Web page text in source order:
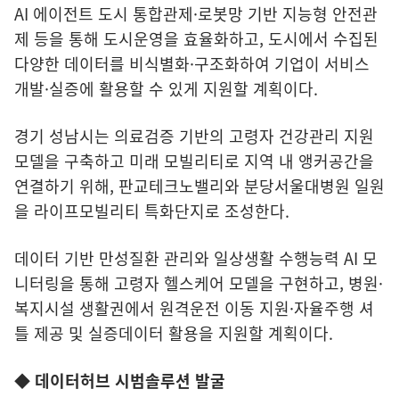
AI 에이전트 도시 통합관제·로봇망 기반 지능형 안전관
제 등을 통해 도시운영을 효율화하고, 도시에서 수집된
다양한 데이터를 비식별화·구조화하여 기업이 서비스
개발·실증에 활용할 수 있게 지원할 계획이다.
경기 성남시는 의료검증 기반의 고령자 건강관리 지원
모델을 구축하고 미래 모빌리티로 지역 내 앵커공간을
연결하기 위해, 판교테크노밸리와 분당서울대병원 일원
을 라이프모빌리티 특화단지로 조성한다.
데이터 기반 만성질환 관리와 일상생활 수행능력 AI 모
니터링을 통해 고령자 헬스케어 모델을 구현하고, 병원·
복지시설 생활권에서 원격운전 이동 지원·자율주행 셔
틀 제공 및 실증데이터 활용을 지원할 계획이다.
◆ 데이터허브 시범솔루션 발굴